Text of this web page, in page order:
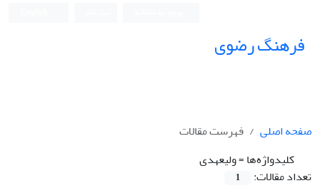
فرهنگ رضوی
صفحه اصلی
فهرست مقالات
کلیدواژه‌ها =ولیعهدی
تعداد مقالات:
1